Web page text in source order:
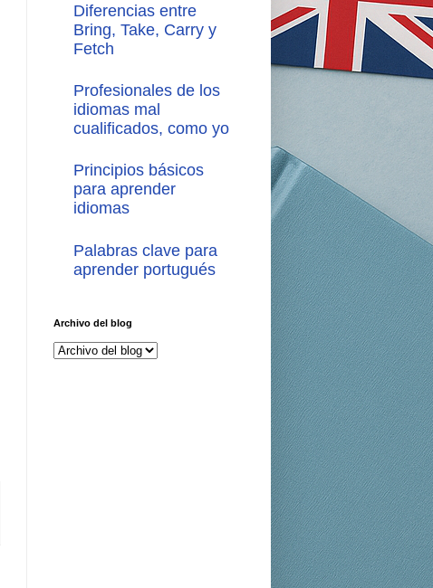
Diferencias entre
Bring, Take, Carry y
Fetch
Profesionales de los
idiomas mal
cualificados, como yo
Principios básicos
para aprender
idiomas
Palabras clave para
aprender portugués
Archivo del blog